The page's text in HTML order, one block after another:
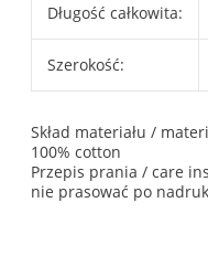
Długość całkowita:
Szerokość:
Skład materiału /
100% cotton
Przepis prania / care
nie prasować po